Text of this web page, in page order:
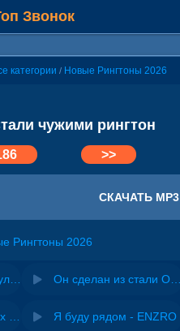
Звонок
категории / Новые Рингтоны 2026
чужими рингтон
>>
СКАЧАТЬ MP3
Рингтоны 2026
Я буду рядом - ENZRO